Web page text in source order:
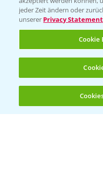
Ackerbau
Saatgut
Sonderkulturen
PAMIRA -
Sammelstellen
jeder Zeit ändern oder
unserer Privacy Statement
Cookie